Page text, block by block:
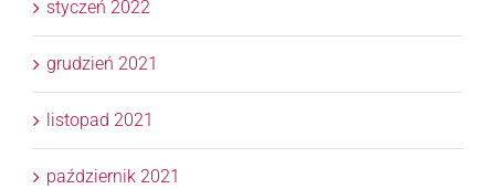
styczeń 2022
grudzień 2021
listopad 2021
październik 2021